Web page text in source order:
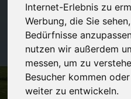
Internet-Erlebnis zu
Werbung, die Sie
Bedürfnisse
nutzen wir außerdem
messen, um zu
Besucher kommen
weiter zu entwickeln.
Biokisten
Wie bestelle ich?
Unsere Basis-Biokisten
Biokisten-Konfigurator
So funktioniert der Bio-
Ihre Mitteilungen